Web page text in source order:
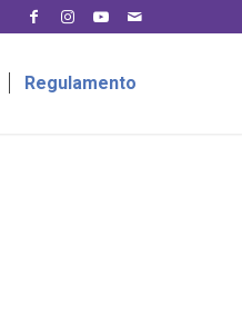
Regulamento